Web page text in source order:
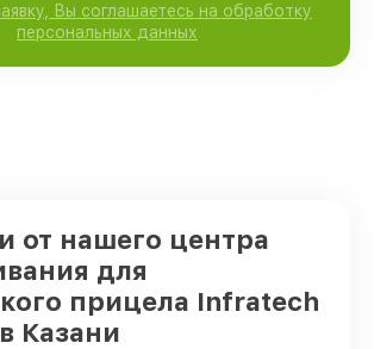
Вы соглашаетесь на обработку
персональных данных
от нашего центра
для
прицела Infratech
Казани